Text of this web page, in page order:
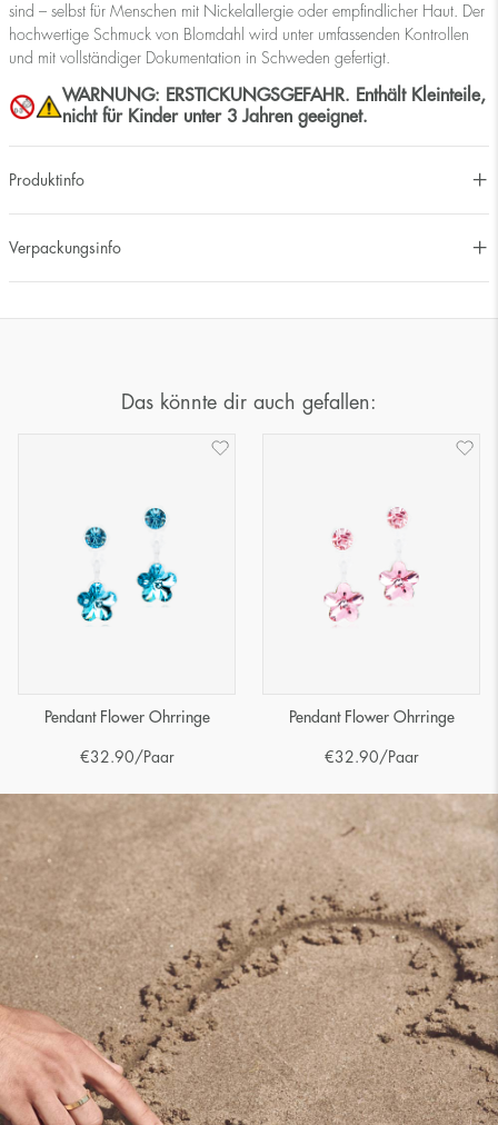
sind – selbst für Menschen mit Nickelallergie oder empfindlicher Haut. Der
hochwertige Schmuck von Blomdahl wird unter umfassenden Kontrollen
und mit vollständiger Dokumentation in Schweden gefertigt.
WARNUNG: ERSTICKUNGSGEFAHR. Enthält Kleinteile,
nicht für Kinder unter 3 Jahren geeignet.
Produktinfo
Verpackungsinfo
Das könnte dir auch gefallen:
Pendant Flower Ohrringe
€32.90/Paar
Pendant Flower Ohrringe
€32.90/Paar